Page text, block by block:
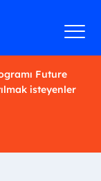
Future
isteyenler